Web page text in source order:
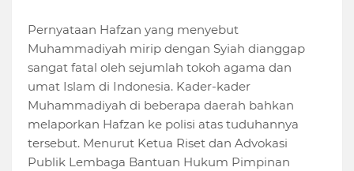
Pernyataan Hafzan yang menyebut
Muhammadiyah mirip dengan Syiah dianggap
sangat fatal oleh sejumlah tokoh agama dan
umat Islam di Indonesia. Kader-kader
Muhammadiyah di beberapa daerah bahkan
melaporkan Hafzan ke polisi atas tuduhannya
tersebut. Menurut Ketua Riset dan Advokasi
Publik Lembaga Bantuan Hukum Pimpinan